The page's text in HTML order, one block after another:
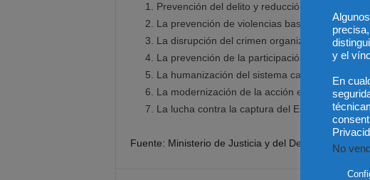
Prevención del delito y reducción del homicidio.
La prevención de violencias basadas en
La disrupción del crimen organizado.
La prevención de la participación de
La humanización del sistema carcelario.
La modernización de la acción estatal para
La lucha contra la captura del Estado y la
Fuente: Ministerio de Justicia y del Derecho,
y el
En
No